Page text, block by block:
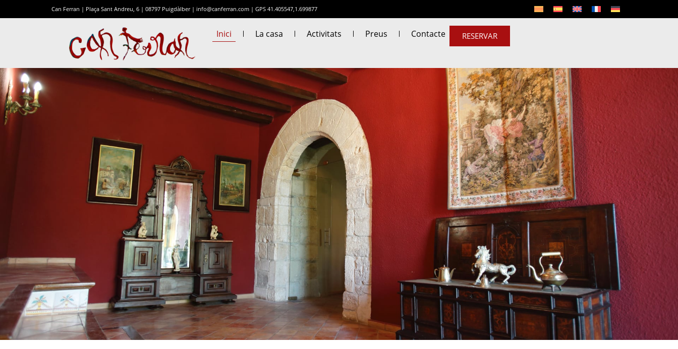
Can Ferran | Plaça Sant Andreu, 6 | 08797 Puigdàlber | info@canferran.com | GPS 41.405547,1.699877
Inici La casa Activitats Preus Contacte RESERVAR